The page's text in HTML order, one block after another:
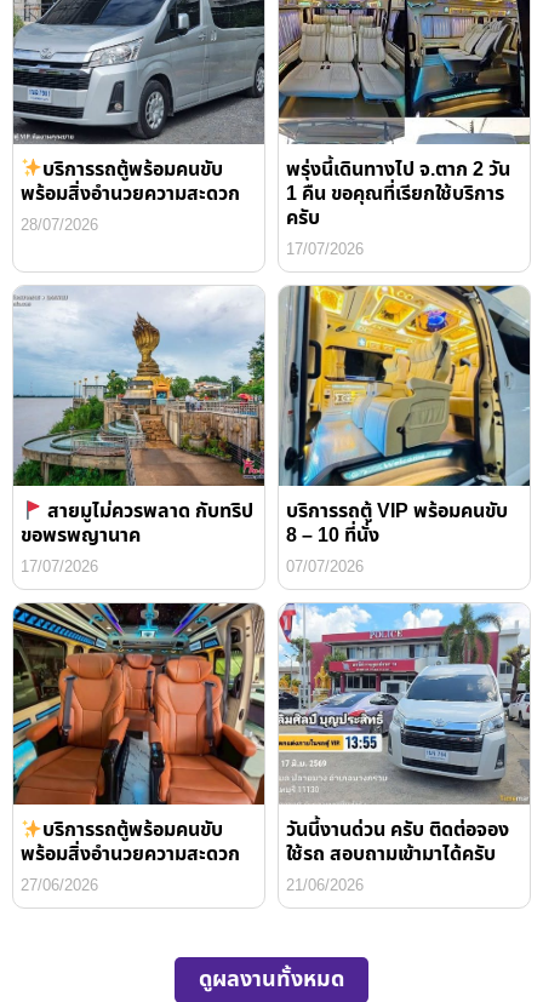
บริการรถตู้พร้อมคนขับ
พร้อมสิ่งอำนวยความสะดวก
28/07/2026
พรุ่งนี้เดินทางไป จ.ตาก 2 วัน
1 คืน ขอคุณที่เรียกใช้บริการ
ครับ
17/07/2026
สายมูไม่ควรพลาด กับทริป
ขอพรพญานาค
17/07/2026
บริการรถตู้ VIP พร้อมคนขับ
8 – 10 ที่นั่ง
07/07/2026
บริการรถตู้พร้อมคนขับ
พร้อมสิ่งอำนวยความสะดวก
27/06/2026
วันนี้งานด่วน ครับ ติดต่อจอง
ใช้รถ สอบถามเข้ามาได้ครับ
21/06/2026
ดูผลงานทั้งหมด